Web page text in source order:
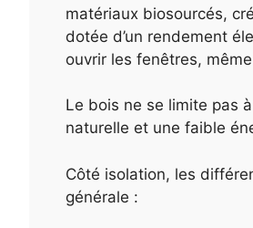
matériaux biosourcés,
dotée d’un rendement
ouvrir les fenêtres,
Le bois ne se limite pas
naturelle et une faible
Côté isolation, les
générale :